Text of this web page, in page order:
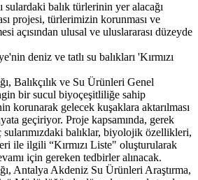
sulardaki balık türlerinin yer alacağı
projesi, türlerimizin korunması ve
açısından ulusal ve uluslararası düzeyde
deniz ve tatlı su balıkları 'Kırmızı
Balıkçılık ve Su Ürünleri Genel
bir sucul biyoçeşitliliğe sahip
korunarak gelecek kuşaklara aktarılması
geçiriyor. Proje kapsamında, gerek
balıklar, biyolojik özellikleri,
ile ilgili “Kırmızı Liste" oluşturularak
için gereken tedbirler alınacak.
Antalya Akdeniz Su Ürünleri Araştırma,